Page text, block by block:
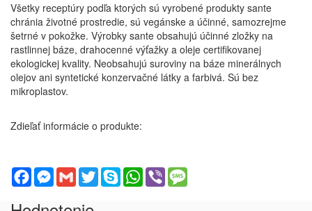
Všetky receptúry podľa ktorých sú vyrobené produkty sante
chránia životné prostredie, sú vegánske a účinné, samozrejme
šetrné v pokožke. Výrobky sante obsahujú účinné zložky na
rastlinnej báze, drahocenné výťažky a oleje certifikovanej
ekologickej kvality. Neobsahujú suroviny na báze minerálnych
olejov ani syntetické konzervačné látky a farbivá. Sú bez
mikroplastov.
Zdieľať informácie o produkte:
FacebookMessenger
GmailTwitterSkypeWhatsApp
Viber